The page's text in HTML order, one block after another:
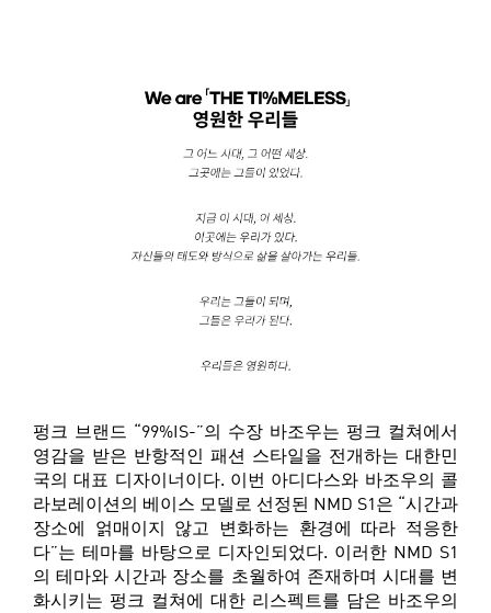
펑크 브랜드 “99%IS-”의 수장 바조우는 펑크 컬쳐에서
영감을 받은 반항적인 패션 스타일을 전개하는 대한민
국의 대표 디자이너이다. 이번 아디다스와 바조우의 콜
라보레이션의 베이스 모델로 선정된 NMD S1은 “시간과
장소에 얽매이지 않고 변화하는 환경에 따라 적응한
다”는 테마를 바탕으로 디자인되었다. 이러한 NMD S1
의 테마와 시간과 장소를 초월하여 존재하며 시대를 변
화시키는 펑크 컬쳐에 대한 리스펙트를 담은 바조우의